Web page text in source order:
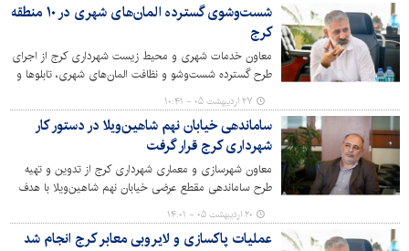
شست‌وشوی گسترده المان‌های شهری در ۱۰ منطقه
کرج
معاون خدمات شهری و محیط زیست شهرداری کرج از اجرای
طرح گسترده شست‌وشو و نظافت المان‌های شهری، تابلوها و
خبر داد و گفت این عملیات به‌صورت مستمر و هفتگی با هدف
ارتقای زیبایی بصری و حفظ پاکیزگی محیط شهری انجام
می‌شود.
۲۷ اردیبهشت ۰۵ - ۱۰:۴۱
ساماندهی خیابان نهم شاهین‌ویلا در دستور کار
شهرداری کرج قرار گرفت
معاون شهرسازی و معماری شهرداری کرج از تدوین و تهیه
طرح ساماندهی مقطع عرضی خیابان نهم شاهین‌ویلا با هدف
ارتقای کیفیت محیط شهری، بهبود ایمنی تردد و افزایش نظم
کالبدی این محور خبر داد.
۲۰ اردیبهشت ۰۵ - ۱۴:۰۱
عملیات پاکسازی و لایروبی معابر کرج انجام شد